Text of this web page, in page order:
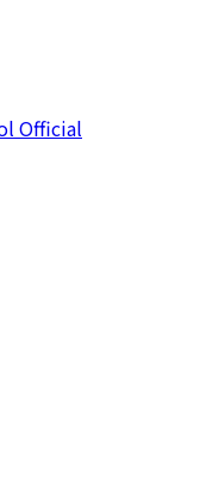
Official